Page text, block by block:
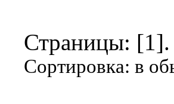
Страницы:
Сортировка: в